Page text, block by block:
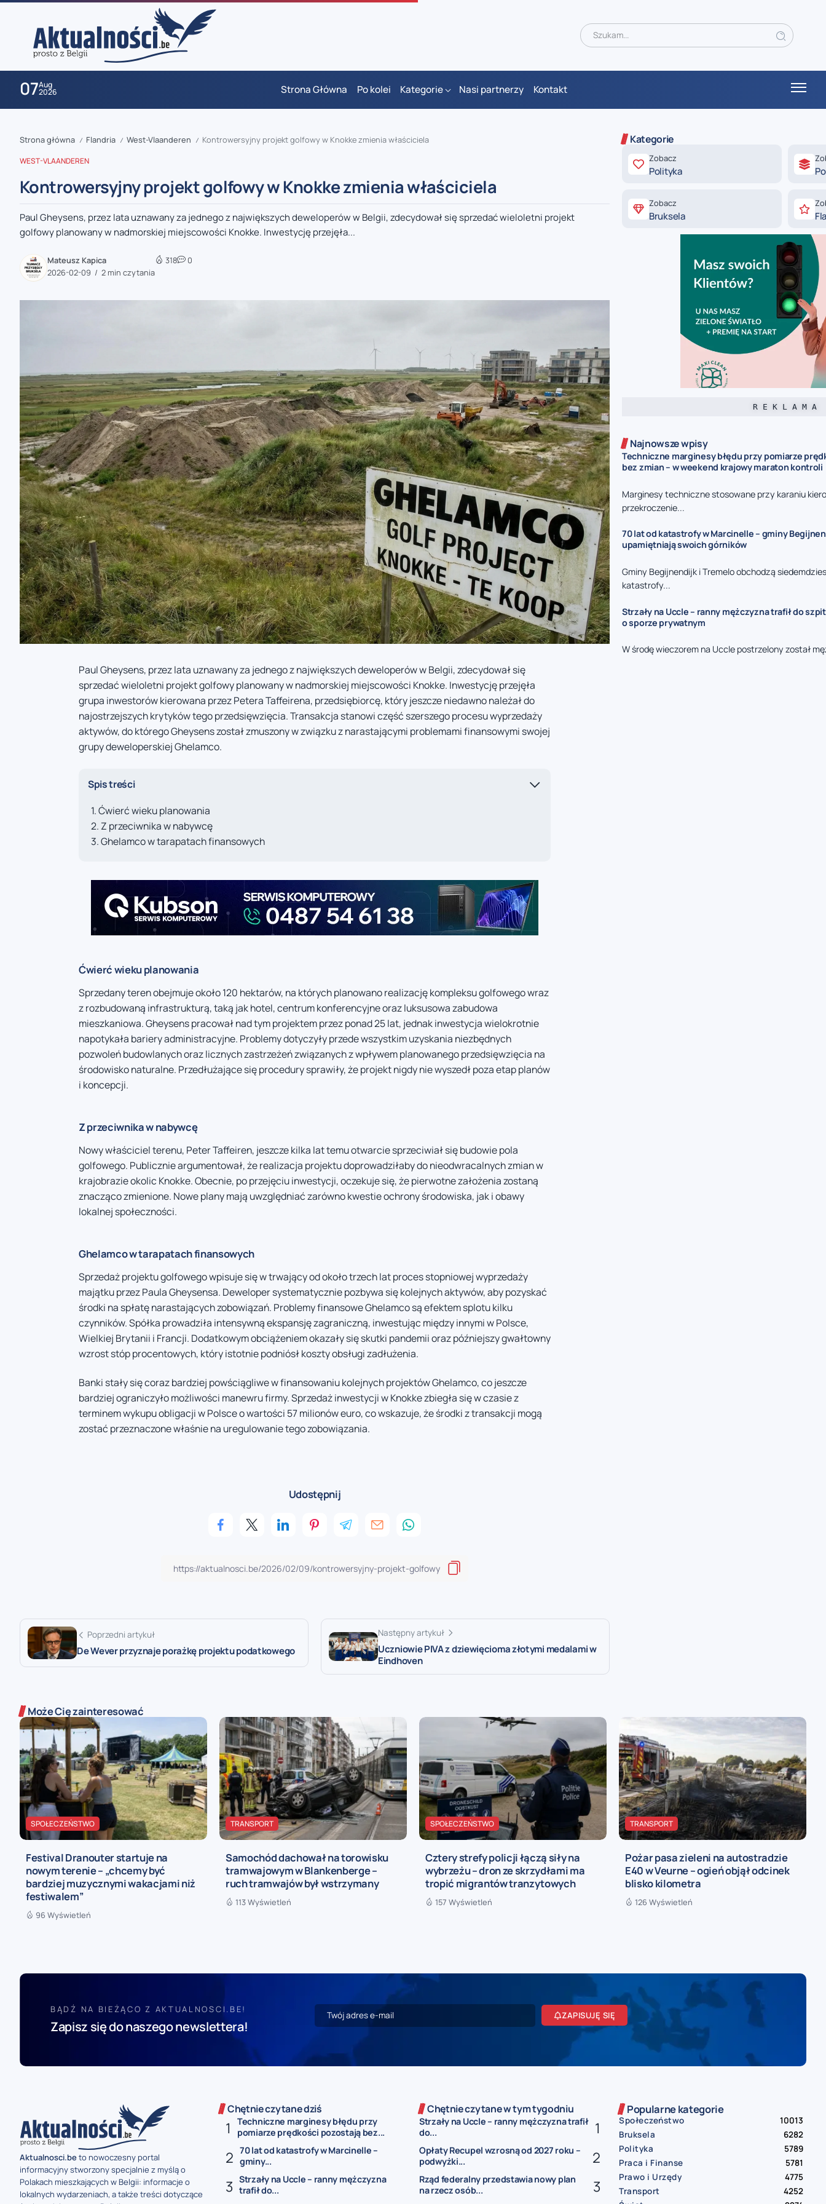
07Aug
2026 Strona Główna Po kolei Kategorie Nasi partnerzy Kontakt
zaobserwuj nas
zaobserwuj nas
zaobserwuj nas
Strona główna / Flandria / West-Vlaanderen / Kontrowersyjny projekt golfowy w Knokke zmienia właściciela
WEST-VLAANDEREN
Kontrowersyjny projekt golfowy w Knokke zmienia właściciela
Paul Gheysens, przez lata uznawany za jednego z największych deweloperów w Belgii, zdecydował się sprzedać wieloletni projekt
golfowy planowany w nadmorskiej miejscowości Knokke. Inwestycję przejęła...
Mateusz Kapica
2026-02-09
2 min czytania
318 0
Paul Gheysens, przez lata uznawany za jednego z największych deweloperów w Belgii, zdecydował się
sprzedać wieloletni projekt golfowy planowany w nadmorskiej miejscowości Knokke. Inwestycję przejęła
grupa inwestorów kierowana przez Petera Taffeirena, przedsiębiorcę, który jeszcze niedawno należał do
najostrzejszych krytyków tego przedsięwzięcia. Transakcja stanowi część szerszego procesu wyprzedaży
aktywów, do którego Gheysens został zmuszony w związku z narastającymi problemami finansowymi swojej
grupy deweloperskiej Ghelamco.
Spis treści
Ćwierć wieku planowania
Z przeciwnika w nabywcę
Ghelamco w tarapatach finansowych
Ćwierć wieku planowania
Sprzedany teren obejmuje około 120 hektarów, na których planowano realizację kompleksu golfowego wraz
z rozbudowaną infrastrukturą, taką jak hotel, centrum konferencyjne oraz luksusowa zabudowa
mieszkaniowa. Gheysens pracował nad tym projektem przez ponad 25 lat, jednak inwestycja wielokrotnie
napotykała bariery administracyjne. Problemy dotyczyły przede wszystkim uzyskania niezbędnych
pozwoleń budowlanych oraz licznych zastrzeżeń związanych z wpływem planowanego przedsięwzięcia na
środowisko naturalne. Przedłużające się procedury sprawiły, że projekt nigdy nie wyszedł poza etap planów
i koncepcji.
Z przeciwnika w nabywcę
Nowy właściciel terenu, Peter Taffeiren, jeszcze kilka lat temu otwarcie sprzeciwiał się budowie pola
golfowego. Publicznie argumentował, że realizacja projektu doprowadziłaby do nieodwracalnych zmian w
krajobrazie okolic Knokke. Obecnie, po przejęciu inwestycji, oczekuje się, że pierwotne założenia zostaną
znacząco zmienione. Nowe plany mają uwzględniać zarówno kwestie ochrony środowiska, jak i obawy
lokalnej społeczności.
Ghelamco w tarapatach finansowych
Sprzedaż projektu golfowego wpisuje się w trwający od około trzech lat proces stopniowej wyprzedaży
majątku przez Paula Gheysensa. Deweloper systematycznie pozbywa się kolejnych aktywów, aby pozyskać
środki na spłatę narastających zobowiązań. Problemy finansowe Ghelamco są efektem splotu kilku
czynników. Spółka prowadziła intensywną ekspansję zagraniczną, inwestując między innymi w Polsce,
Wielkiej Brytanii i Francji. Dodatkowym obciążeniem okazały się skutki pandemii oraz późniejszy gwałtowny
wzrost stóp procentowych, który istotnie podniósł koszty obsługi zadłużenia.
Banki stały się coraz bardziej powściągliwe w finansowaniu kolejnych projektów Ghelamco, co jeszcze
bardziej ograniczyło możliwości manewru firmy. Sprzedaż inwestycji w Knokke zbiegła się w czasie z
terminem wykupu obligacji w Polsce o wartości 57 milionów euro, co wskazuje, że środki z transakcji mogą
zostać przeznaczone właśnie na uregulowanie tego zobowiązania.
Udostępnij
Poprzedni artykuł
De Wever przyznaje porażkę projektu podatkowego
Następny artykuł
Uczniowie PIVA z dziewięcioma złotymi medalami w
Eindhoven
Kategorie
Zobacz
Polityka
Zobacz
Bruksela
R E K L A M A
Najnowsze wpisy
Techniczne marginesy błędu przy pomiarze
bez zmian – w weekend krajowy maraton kontroli
Marginesy techniczne stosowane przy karaniu
przekroczenie...
70 lat od katastrofy w Marcinelle – gminy
upamiętniają swoich górników
Gminy Begijnendijk i Tremelo obchodzą
katastrofy...
Strzały na Uccle – ranny mężczyzna trafił do
o sporze prywatnym
W środę wieczorem na Uccle postrzelony został
Może Cię zainteresować
SPOŁECZEŃSTWO
Festival Dranouter startuje na
nowym terenie – „chcemy być
bardziej muzycznymi wakacjami niż
festiwalem”
96 Wyświetleń
TRANSPORT
Samochód dachował na torowisku
tramwajowym w Blankenberge –
ruch tramwajów był wstrzymany
113 Wyświetleń
SPOŁECZEŃSTWO
Cztery strefy policji łączą siły na
wybrzeżu – dron ze skrzydłami ma
tropić migrantów tranzytowych
157 Wyświetleń
TRANSPORT
Pożar pasa zieleni na autostradzie
E40 w Veurne – ogień objął odcinek
blisko kilometra
126 Wyświetleń
BĄDŹ NA BIEŻĄCO Z AKTUALNOSCI.BE!
Zapisz się do naszego newslettera!
ZAPISUJĘ SIĘ
Aktualnosci.beto nowoczesny portal
informacyjny stworzony specjalnie z myślą o
Polakach mieszkających w Belgii: informacje o
lokalnych wydarzeniach, a także treści dotyczące
Chętnie czytane dziś
Techniczne marginesy błędu przy
pomiarze prędkości pozostają bez...
70 lat od katastrofy w Marcinelle –
gminy...
Strzały na Uccle – ranny mężczyzna
trafił do...
Chętnie czytane w tym tygodniu
Strzały na Uccle – ranny mężczyzna trafił
do...
Opłaty Recupel wzrosną od 2027 roku –
podwyżki...
Rząd federalny przedstawia nowy plan
na rzecz osób...
Popularne kategorie
Społeczeństwo
10013
Bruksela
6282
Polityka
5789
Praca i Finanse
5781
Prawo i Urzędy
4775
Transport
4252